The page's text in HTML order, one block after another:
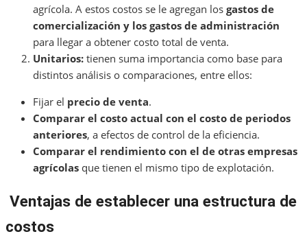
agrícola. A estos costos se le agregan los gastos de
comercialización y los gastos de administración
para llegar a obtener costo total de venta.
Unitarios: tienen suma importancia como base para
distintos análisis o comparaciones, entre ellos:
Fijar el precio de venta.
Comparar el costo actual con el costo de periodos
anteriores, a efectos de control de la eficiencia.
Comparar el rendimiento con el de otras empresas
agrícolas que tienen el mismo tipo de explotación.
Ventajas de establecer una estructura de
costos